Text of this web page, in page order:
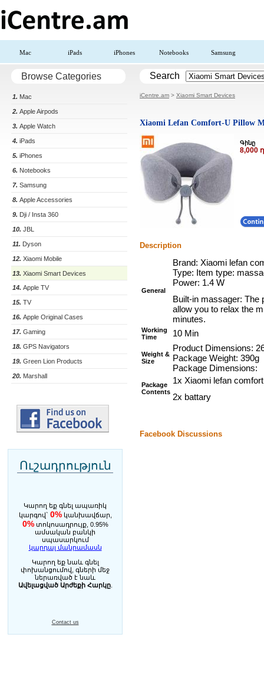
Mac iPads iPhones Notebooks Samsung
Browse Categories
1. Mac
2. Apple Airpods
3. Apple Watch
4. iPads
5. iPhones
6. Notebooks
7. Samsung
8. Apple Accessories
9. Dji / Insta 360
10. JBL
11. Dyson
12. Xiaomi Mobile
13. Xiaomi Smart Devices
14. Apple TV
15. TV
16. Apple Original Cases
17. Gaming
18. GPS Navigators
19. Green Lion Products
20. Marshall
Ուշադրություն
Կարող եք գնել ապառիկ
կարգով` 0%կանխավճար,
0%տոկոսադրույք, 0.95%
ամսական բանկի
սպասարկում
կարդալ մանրամասն
Կարող եք նաև գնել
փոխանցումով, գների մեջ
ներառված է նաև
Ավելացված Արժեքի Հարկը.
Contact us
Search
iCentre.am > Xiaomi Smart Devices
Xiaomi Lefan Comfort-U Pillow
Գինը
8,000
Description
General
Brand: Xiaomi lefan
Type: Item type:
Power: 1.4 W
Built-in massager: The
allow you to relax the
minutes.
Working
Time
10 Min
Weight &
Size
Product
Package Weight: 390g
Package Dimensions:
Package
Contents
1x Xiaomi lefan
2x battary
Facebook Discussions